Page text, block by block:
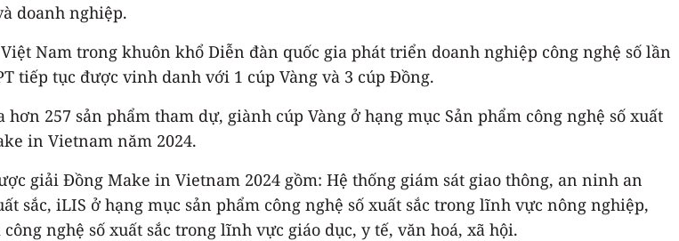
doanh nghiệp.
Nam trong khuôn khổ Diễn đàn quốc gia phát triển doanh nghiệp công nghệ số lần
tiếp tục được vinh danh với 1 cúp Vàng và 3 cúp Đồng.
257 sản phẩm tham dự, giành cúp Vàng ở hạng mục Sản phẩm công nghệ số xuất
in Vietnam năm 2024.
giải Đồng Make in Vietnam 2024 gồm: Hệ thống giám sát giao thông, an ninh an
sắc, iLIS ở hạng mục sản phẩm công nghệ số xuất sắc trong lĩnh vực nông nghiệp,
nghệ số xuất sắc trong lĩnh vực giáo dục, y tế, văn hoá, xã hội.